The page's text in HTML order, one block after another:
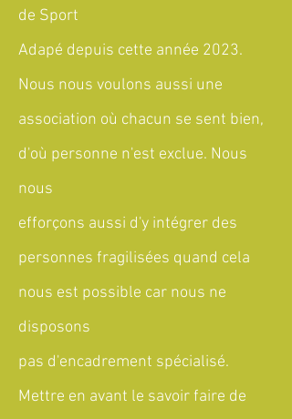
de Sport
Adapé depuis cette année 2023.
Nous nous voulons aussi une
association où chacun se sent bien,
d'où personne n'est exclue. Nous
nous
efforçons aussi d'y intégrer des
personnes fragilisées quand cela
nous est possible car nous ne
disposons
pas d'encadrement spécialisé.
Mettre en avant le savoir faire de